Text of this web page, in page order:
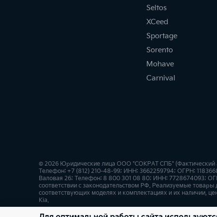
Seltos
XCeed
Sportage
Sorento
Mohave
Carnival
© 2026 Юридические лица ООО "СОКРАТ СПБ" (Фактический
Телефон: +7 (812) 210-48-99; ИНН: 3662259794; ОГРН:
Валовая 26; Телефон: 8 800 301 08 80; ИНН: 7728674093;
соответствии с законодательством РФ. Реализуемые
соответствующих моделях и комплектациях и их наличии,
Kia.